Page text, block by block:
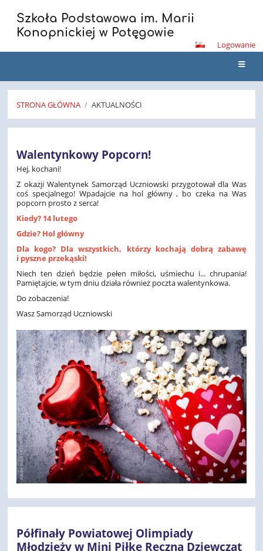
Szkoła Podstawowa im. Marii
Konopnickiej w Potęgowie
Logowanie
STRONA GŁÓWNA / AKTUALNOŚCI
Walentynkowy Popcorn!
Hej, kochani!
Z okazji Walentynek Samorząd Uczniowski przygotował dla Was
coś specjalnego! Wpadajcie na hol główny , bo czeka na Was
popcorn prosto z serca!
Kiedy? 14 lutego
Gdzie? Hol główny
Dla kogo? Dla wszystkich, którzy kochają dobrą zabawę
i pyszne przekąski!
Niech ten dzień będzie pełen miłości, uśmiechu i... chrupania!
Pamiętajcie, w tym dniu działa również poczta walentynkowa.
Do zobaczenia!
Wasz Samorząd Uczniowski
Półfinały Powiatowej Olimpiady
Młodzieży w Mini Piłkę Ręczną Dziewcząt